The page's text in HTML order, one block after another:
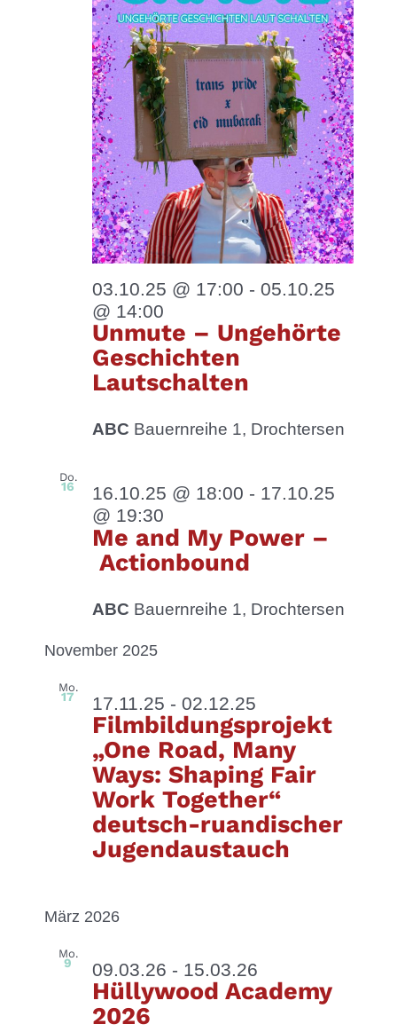
03.10.25 @ 17:00 - 05.10.25
@ 14:00
Unmute – Ungehörte
Geschichten
Lautschalten
ABC Bauernreihe 1, Drochtersen
Do.
16 16.10.25 @ 18:00 - 17.10.25
@ 19:30
Me and My Power –
Actionbound
ABC Bauernreihe 1, Drochtersen
November 2025
Mo.
17 17.11.25 - 02.12.25
Filmbildungsprojekt
„One Road, Many
Ways: Shaping Fair
Work Together“
deutsch-ruandischer
Jugendaustauch
März 2026
Mo.
9 09.03.26 - 15.03.26
Hüllywood Academy
2026